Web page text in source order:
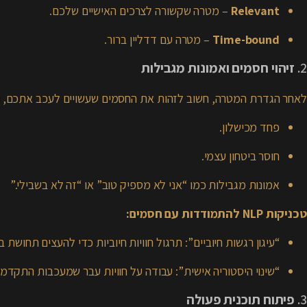
Relevant – מטרה שקשורה לצרכים האישיים שלכם.
Time-bound – מטרה עם דדליין ברור.
2. זיהוי חסמים ואמונות מגבילות
לאחר הגדרת המטרה, חשוב לזהות את החסמים שעשויים לעכב אתכם,
פחד מכישלון.
חוסר ביטחון עצמי.
אמונות מגבילות כמו “אני לא מספיק טוב” או “זה לא בשבילי.”
טכניקות NLP להתמודדות עם חסמים:
“עיגון רגשות חיוביים”: תרגול חוויות חיוביות כדי להעצים תחושת
“שינוי היסטוריה אישית”: עבודה על חוויות עבר שמעכבות
3. פיתוח תוכנית פעולה